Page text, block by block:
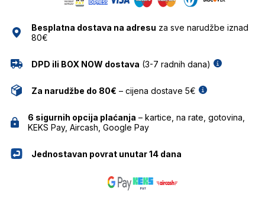
Besplatna dostava na adresu za sve narudžbe iznad
80€
DPD ili BOX NOW dostava (3-7 radnih dana)
Za narudžbe do 80€ – cijena dostave 5€
6 sigurnih opcija plaćanja – kartice, na rate, gotovina,
KEKS Pay, Aircash, Google Pay
Jednostavan povrat unutar 14 dana